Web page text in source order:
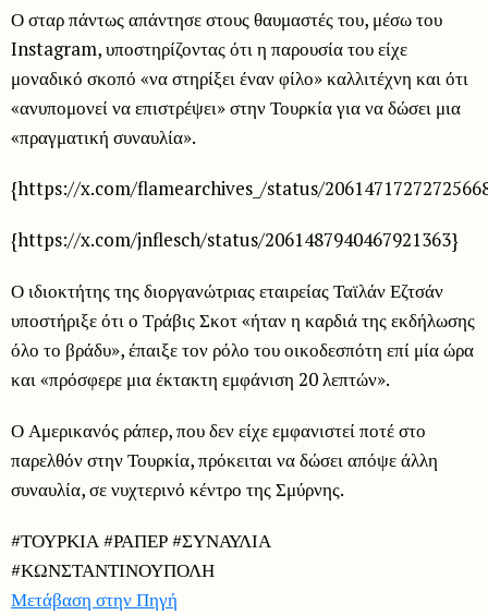
Ο σταρ πάντως απάντησε στους θαυμαστές του, μέσω του
Instagram, υποστηρίζοντας ότι η παρουσία του είχε
μοναδικό σκοπό «να στηρίξει έναν φίλο» καλλιτέχνη και ότι
«ανυπομονεί να επιστρέψει» στην Τουρκία για να δώσει μια
«πραγματική συναυλία».
{https://x.com/flamearchives_/status/
{https://x.com/jnflesch/status/2061487940467921363}
Ο ιδιοκτήτης της διοργανώτριας εταιρείας Ταϊλάν Εζτσάν
υποστήριξε ότι ο Τράβις Σκοτ «ήταν η καρδιά της εκδήλωσης
όλο το βράδυ», έπαιξε τον ρόλο του οικοδεσπότη επί μία ώρα
και «πρόσφερε μια έκτακτη εμφάνιση 20 λεπτών».
Ο Αμερικανός ράπερ, που δεν είχε εμφανιστεί ποτέ στο
παρελθόν στην Τουρκία, πρόκειται να δώσει απόψε άλλη
συναυλία, σε νυχτερινό κέντρο της Σμύρνης.
#ΤΟΥΡΚΙΑ #ΡΑΠΕΡ #ΣΥΝΑΥΛΙΑ
#ΚΩΝΣΤΑΝΤΙΝΟΥΠΟΛΗ
Μετάβαση στην Πηγή